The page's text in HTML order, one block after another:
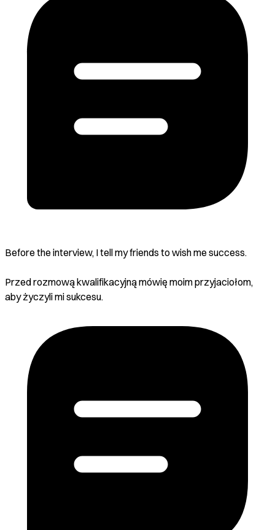
Before the interview, I tell my friends to wish me success.
Przed rozmową kwalifikacyjną mówię moim przyjaciołom,
aby życzyli mi sukcesu.